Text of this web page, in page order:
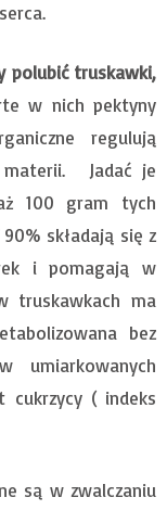
polubić truskawki,
w nich pektyny
regulują
materii. Jadać je
100 gram tych
składają się z
i pomagają w
truskawkach ma
bez
umiarkowanych
( indeks
są w zwalczaniu